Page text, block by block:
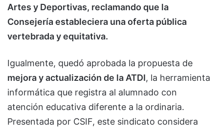
Artes y Deportivas, reclamando que la
Consejería estableciera una oferta pública
vertebrada y equitativa.
Igualmente, quedó aprobada la propuesta de
mejora y actualización de la ATDI, la herramienta
informática que registra al alumnado con
atención educativa diferente a la ordinaria.
Presentada por CSIF, este sindicato considera